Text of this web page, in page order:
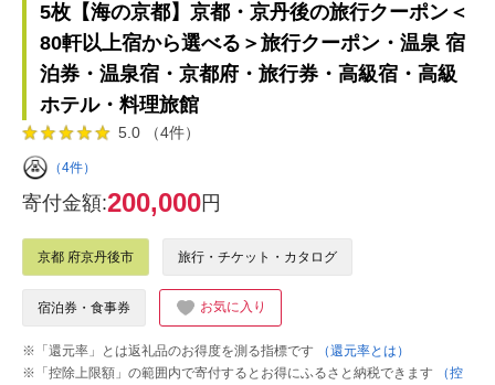
5枚【海の京都】京都・京丹後の旅行クーポン＜
80軒以上宿から選べる＞旅行クーポン・温泉 宿
泊券・温泉宿・京都府・旅行券・高級宿・高級
ホテル・料理旅館
5.0 （4件）
（4件）
寄付金額:200,000円
京都 府京丹後市 旅行・チケット・カタログ
宿泊券・食事券 お気に入り
※「還元率」とは返礼品のお得度を測る指標です
（還元率とは）
※「控除上限額」の範囲内で寄付するとお得にふるさと納税できます
（控